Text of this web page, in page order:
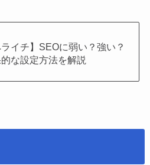
ライチ】SEOに弱い？強い？
な設定方法を解説